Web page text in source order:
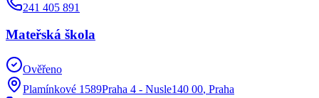
241 405 891
Mateřská škola
Ověřeno
Plamínkové 1589Praha 4 - Nusle140 00, Praha